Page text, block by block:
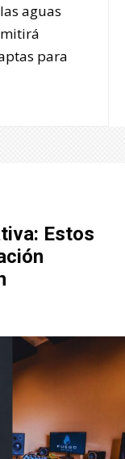
aguas
para
Estos